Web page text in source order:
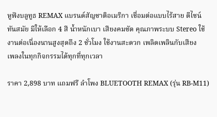
หูฟังบลูทูธ REMAX แบรนด์สัญชาติอเมริกา เชื่อมต่อแบบไร้สาย ดีไซน์
ทันสมัย มีให้เลือก 4 สี น้ำหนักเบา เสียงคมชัด คุณภาพระบบ Stereo ใช้
งานต่อเนื่องนานสูงสุดถึง 2 ชั่วโมง ใช้งานสะดวก เพลิดเพลินกับเสียง
เพลงในทุกกิจกรรมได้ทุกที่ทุกเวลา
ราคา 2,898 บาท แถมฟรี ลำโพง BLUETOOTH REMAX (รุ่น RB-M11)